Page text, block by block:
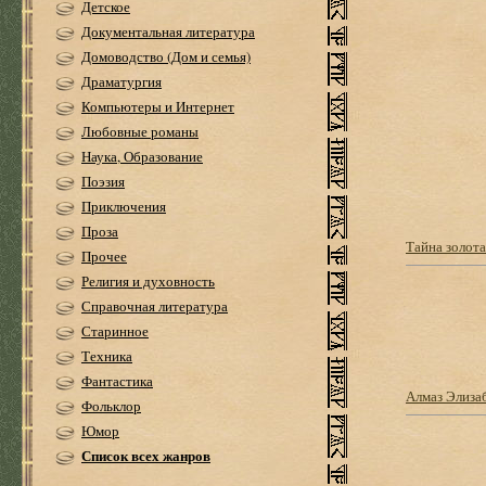
Детское
Документальная литература
Домоводство (Дом и семья)
Драматургия
Компьютеры и Интернет
Любовные романы
Наука, Образование
Поэзия
Приключения
Проза
Прочее
Религия и духовность
Справочная литература
Старинное
Техника
Фантастика
Фольклор
Юмор
Список всех жанров
Тайна
Алмаз